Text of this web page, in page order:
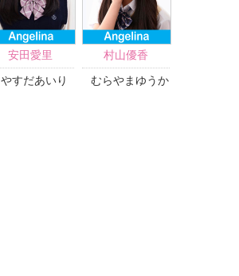
安田愛里
やすだあいり
村山優香
むらやまゆうか